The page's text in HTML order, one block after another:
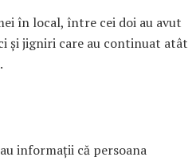
în local, între cei doi au avut
și jigniri care au continuat atât
informații că persoana